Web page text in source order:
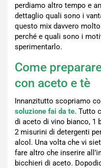
perdiamo altro tempo e
dettaglio quali sono i
questo mix davvero
perché e quali sono i
sperimentarlo.
Come
con aceto e tè
Innanzitutto scopriamo
soluzione fai da te. Tutto
di aceto di vino bianco, 1
2 misurini di detergenti
alcol. Una volta che vi
fare altro che inserire
bicchieri di aceto.